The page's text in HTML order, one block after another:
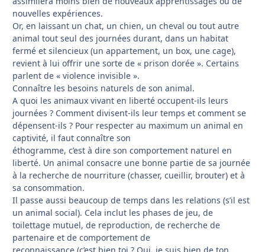
nouvelles expériences.
Or, en laissant un chat, un chien, un cheval ou tout autre
animal tout seul des journées durant, dans un habitat
fermé et silencieux (un appartement, un box, une cage),
revient à lui offrir une sorte de « prison dorée ». Certains
parlent de « violence invisible ».
Connaître les besoins naturels de son animal.
A quoi les animaux vivant en liberté occupent-ils leurs
journées ? Comment divisent-ils leur temps et comment se
dépensent-ils ? Pour respecter au maximum un animal en
captivité, il faut connaître son
éthogramme, c’est à dire son comportement naturel en
liberté. Un animal consacre une bonne partie de sa journée
à la recherche de nourriture (chasser, cueillir, brouter) et à
sa consommation.
Il passe aussi beaucoup de temps dans les relations (s’il est
un animal social). Cela inclut les phases de jeu, de
toilettage mutuel, de reproduction, de recherche de
partenaire et de comportement de